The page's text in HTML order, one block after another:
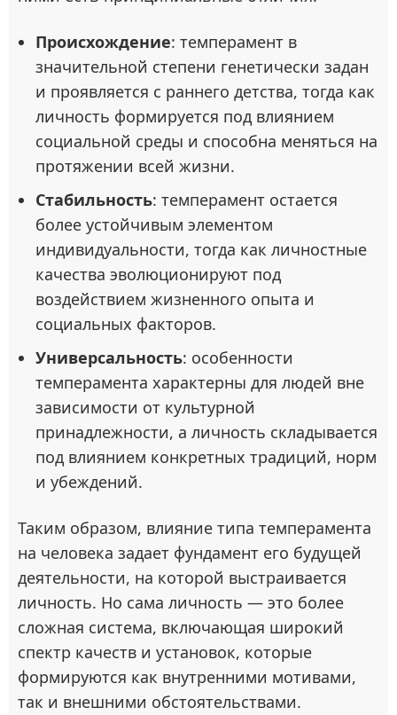
Происхождение: темперамент в
значительной степени генетически задан
и проявляется с раннего детства, тогда как
личность формируется под влиянием
социальной среды и способна меняться на
протяжении всей жизни.
Стабильность: темперамент остается
более устойчивым элементом
индивидуальности, тогда как личностные
качества эволюционируют под
воздействием жизненного опыта и
социальных факторов.
Универсальность: особенности
темперамента характерны для людей вне
зависимости от культурной
принадлежности, а личность складывается
под влиянием конкретных традиций, норм
и убеждений.
Таким образом, влияние типа темперамента
на человека задает фундамент его будущей
деятельности, на которой выстраивается
личность. Но сама личность — это более
сложная система, включающая широкий
спектр качеств и установок, которые
формируются как внутренними мотивами,
так и внешними обстоятельствами.